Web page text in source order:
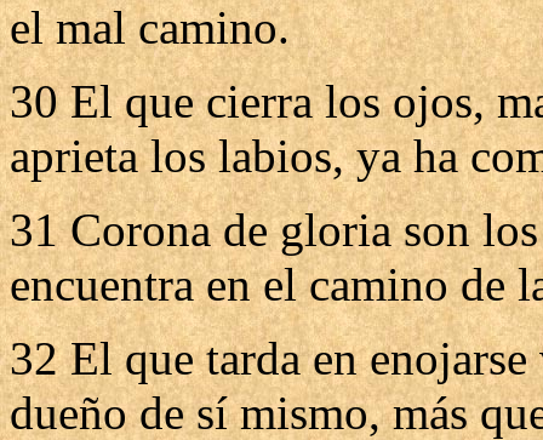
el mal camino.
30 El que cierra los ojos,
aprieta los labios, ya ha
31 Corona de gloria son
encuentra en el camino de
32 El que tarda en
dueño de sí mismo, más